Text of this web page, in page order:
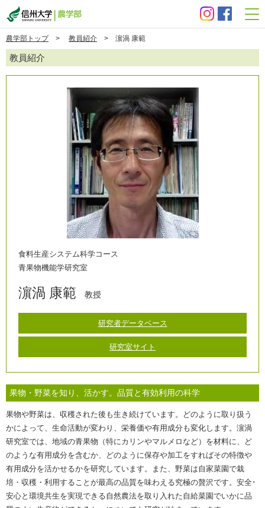
農学部トップ> 教員紹介 > 濵渦 康範
教員紹介
食料生産システム科学コース
青果物機能学研究室
濵渦 康範 教授
研究者データベース
研究室サイト
果物・野菜を知り、活かす。品質と有効利用の科学
果物や野菜は、収穫された後も生き続けています。どのように取り扱う
かによって、生命活動が変わり、栄養価や有用成分も変化します。濵渦
研究室では、地域の青果物（特にカリンやマルメロなど）を材料に、ど
のような有用成分を含むか、どのように保存や加工をすればその特徴や
有用成分を活かせるかを研究しています。また、野菜は自家菜園で栽
培・収穫・利用することが最高の品質を味わえる究極の贅沢です。安全･
安心と環境共生を実現できる自然農法を取り入れた自給菜園でいかに品